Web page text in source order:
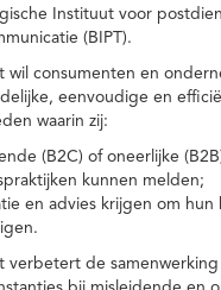
Instituut voor
(BIPT).
wil consumenten en
eenvoudige en
waarin zij:
(B2C) of oneerlijke
kunnen melden;
en advies krijgen om hun
verbetert de samenwerking